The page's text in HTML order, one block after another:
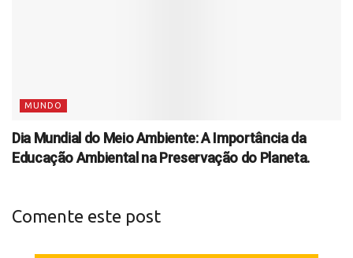
MUNDO
Dia Mundial do Meio Ambiente: A Importância da
Educação Ambiental na Preservação do Planeta.
Comente este post